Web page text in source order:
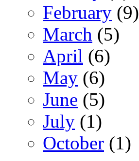
February (9)
March (5)
April (6)
May (6)
June (5)
July (1)
October (1)